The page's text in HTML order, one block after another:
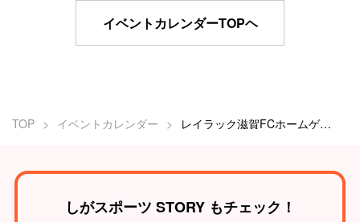
TOP イベントカレンダー レイラック滋賀FCホームゲーム（男子サッカー）
イベントカレンダーTOPヘ
しがスポーツ STORY もチェック！